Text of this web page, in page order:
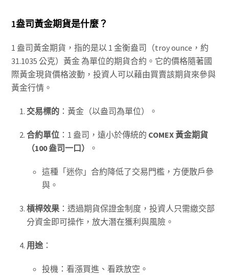
1盎司黃金期貨是什麼？
1 盎司黃金期貨，指的是以 1 金衡盎司（troy ounce，約
31.1035 公克）黃金 為單位的期貨合約。它的價格隨著國
際黃金現貨價格波動，投資人可以藉由買賣該期貨來參與
黃金行情。
交易標的 ：黃金（以盎司為單位）。
合約單位 ：1 盎司，遠小於傳統的 COMEX 黃金期貨
（100 盎司一口）
。
這種「迷你」合約降低了交易門檻，方便散戶參
與。
槓桿效果 ：透過期貨保證金制度，投資人只需繳交部
分資金即可操作，放大潛在獲利與風險。
用途：
投機：看漲買進、看跌放空。